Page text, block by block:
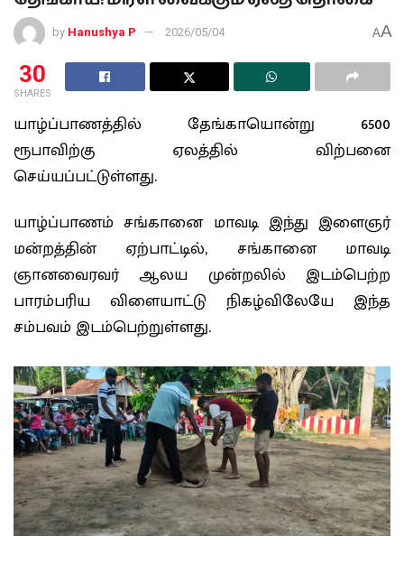
by Hanushya P 2026/05/04 AA
30
SHARES
யாழ்ப்பாணத்தில் தேங்காயொன்று 6500
ரூபாவிற்கு ஏலத்தில் விற்பனை
செய்யப்பட்டுள்ளது.
யாழ்ப்பாணம் சங்கானை மாவடி இந்து இளைஞர்
மன்றத்தின் ஏற்பாட்டில், சங்கானை மாவடி
ஞானவைரவர் ஆலய முன்றலில் இடம்பெற்ற
பாரம்பரிய விளையாட்டு நிகழ்விலேயே இந்த
சம்பவம் இடம்பெற்றுள்ளது.